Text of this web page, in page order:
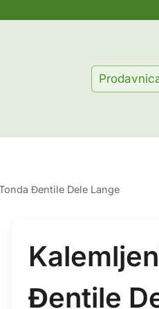
Đentile Dele Lange
Đentile